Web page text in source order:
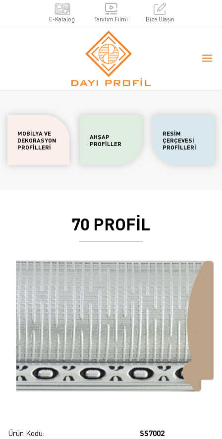
E-Katalog Tanıtım Filmi Bize Ulaşın
MOBİLYA VE
DEKORASYON
PROFİLLERİ
AHŞAP
PROFİLLER
RESİM
ÇERÇEVESİ
PROFİLLERİ
70 PROFİL
Ürün Kodu:
SS7002